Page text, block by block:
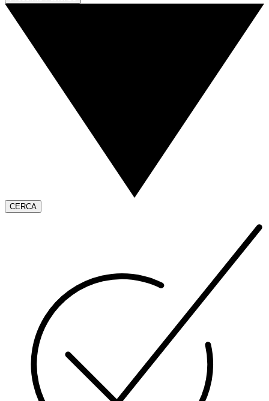
CERCA